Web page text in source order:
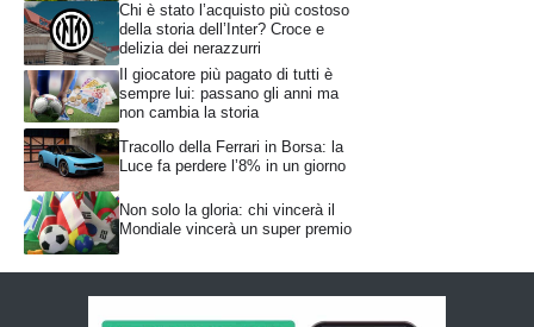
Chi è stato l’acquisto più costoso
della storia dell’Inter? Croce e
delizia dei nerazzurri
Il giocatore più pagato di tutti è
sempre lui: passano gli anni ma
non cambia la storia
Tracollo della Ferrari in Borsa: la
Luce fa perdere l’8% in un giorno
Non solo la gloria: chi vincerà il
Mondiale vincerà un super premio